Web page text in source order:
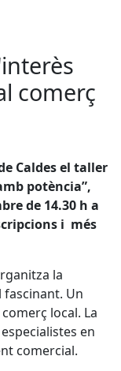
comerç
Caldes el taller
potència”,
de 14.30 h a
i més
la
Un
local. La
en
comercial.